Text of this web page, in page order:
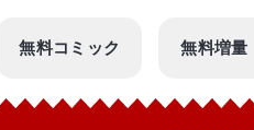
無料コミック 無料増量